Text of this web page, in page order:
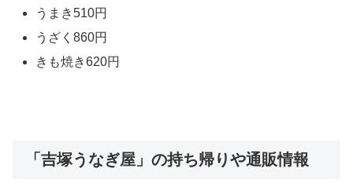
うまき510円
うざく860円
きも焼き620円
「吉塚うなぎ屋」の持ち帰りや通販情報